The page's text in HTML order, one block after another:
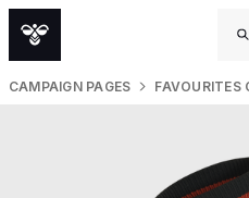
CAMPAIGN PAGES FAVOURITES